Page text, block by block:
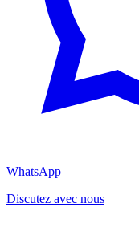
WhatsApp
Discutez avec nous